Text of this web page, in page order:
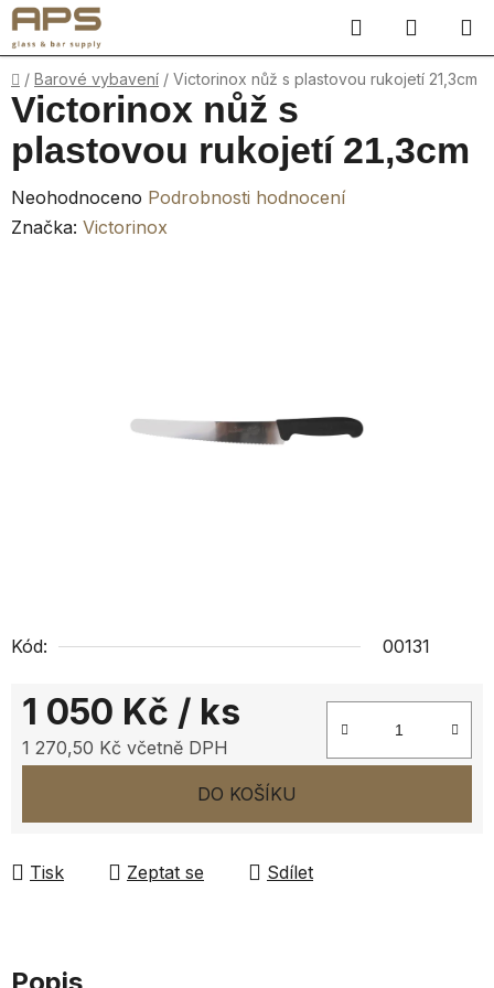
Přejít
na
obsah
Hledat
KOŠÍK
Domů
/ Barové vybavení / Victorinox nůž s plastovou rukojetí 21,3cm
Kód: 00131
1 050 Kč / ks
1 270,50 Kč včetně DPH
DO KOŠÍKU
Tisk Zeptat se Sdílet
Victorinox nůž s
plastovou rukojetí 21,3cm
Průměrné
hodnocení
Neohodnoceno Podrobnosti hodnocení
Značka: Victorinox
Popis